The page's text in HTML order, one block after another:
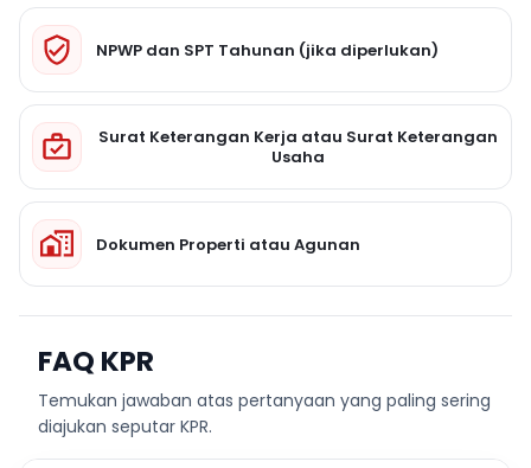
NPWP dan SPT Tahunan (jika diperlukan)
Surat Keterangan Kerja atau Surat Keterangan
Usaha
Dokumen Properti atau Agunan
FAQ KPR
Temukan jawaban atas pertanyaan yang paling sering
diajukan seputar KPR.